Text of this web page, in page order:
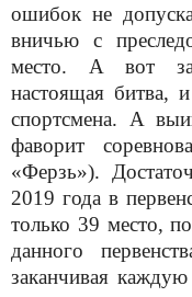
ошибок не
вничью с
место. А вот за
настоящая битва,
спортсмена. А
фаворит
«Ферзь»).
2019 года в
только 39 место,
данного
заканчивая